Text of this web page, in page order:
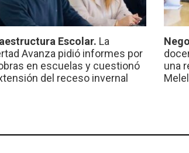
Escolar. La
Avanza pidió informes por
en escuelas y cuestionó
del receso invernal
una